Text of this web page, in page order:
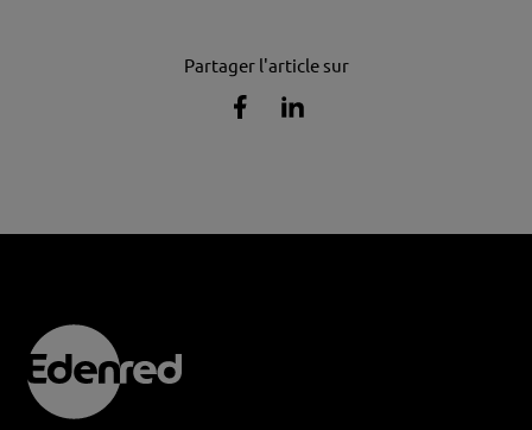
Partager l'article sur
PartagerPartager